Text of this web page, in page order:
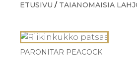
ETUSIVU / TAIANOMAISIA
PARONITAR PEACOCK